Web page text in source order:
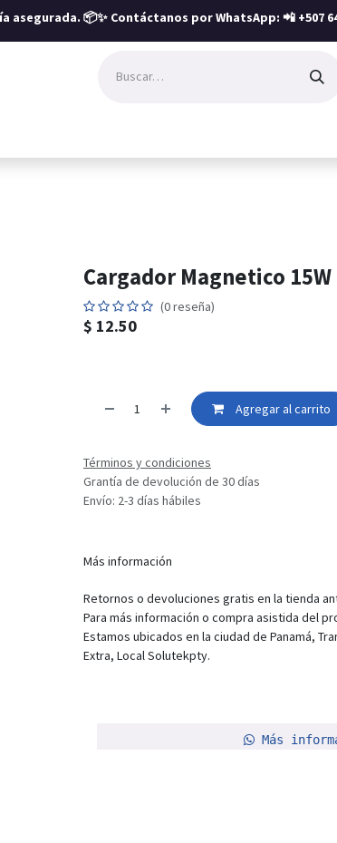
asegurada. 📦✨ Contáctanos por WhatsApp: 📲 +507
Cargador Magnetico 15W
(0 reseña)
$ 12.50
Agregar al carrito
Términos y condiciones
Grantía de devolución de 30 días
Envío: 2-3 días hábiles
Más información
Retornos o devoluciones gratis en la tienda
Para más información o compra asistida del
Estamos ubicados en la ciudad de Panamá,
Extra, Local Solutekpty.
Más